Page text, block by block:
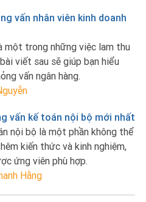
vấn nhân viên kinh doanh
một trong những việc lam thu
viết sau sẽ giúp bạn hiểu
vấn ngân hàng.
vấn kế toán nội bộ mới nhất
nội bộ là một phần không thể
kiến thức và kinh nghiệm,
ứng viên phù hợp.
Hằng